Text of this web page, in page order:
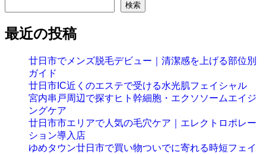
検索
最近の投稿
廿日市でメンズ脱毛デビュー｜清潔感を上げる部位別
ガイド
廿日市IC近くのエステで受ける水光肌フェイシャル
宮内串戸周辺で探すヒト幹細胞・エクソソームエイジ
ングケア
廿日市市エリアで人気の毛穴ケア｜エレクトロポレー
ション導入店
ゆめタウン廿日市で買い物ついでに寄れる時短フェイ